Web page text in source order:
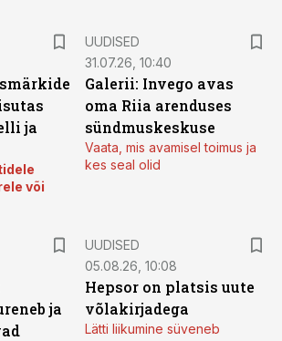
ja
või
UUDISED
31.07.26, 10:40
Galerii: Invego avas
oma Riia arenduses
sündmuskeskuse
Vaata, mis avamisel toimus ja
kes seal olid
ja
UUDISED
05.08.26, 10:08
Hepsor on platsis uute
võlakirjadega
Lätti liikumine süveneb